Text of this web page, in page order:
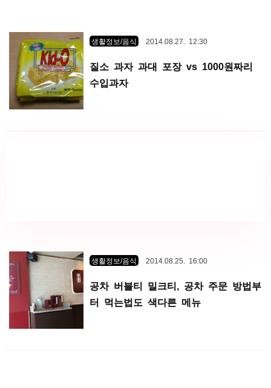
생활정보/음식 2014.08.27. 12:30
질소 과자 과대 포장 vs 1000원짜리
수입과자
생활정보/음식 2014.08.25. 16:00
공차 버블티 밀크티, 공차 주문 방법부
터 먹는법도 색다른 메뉴